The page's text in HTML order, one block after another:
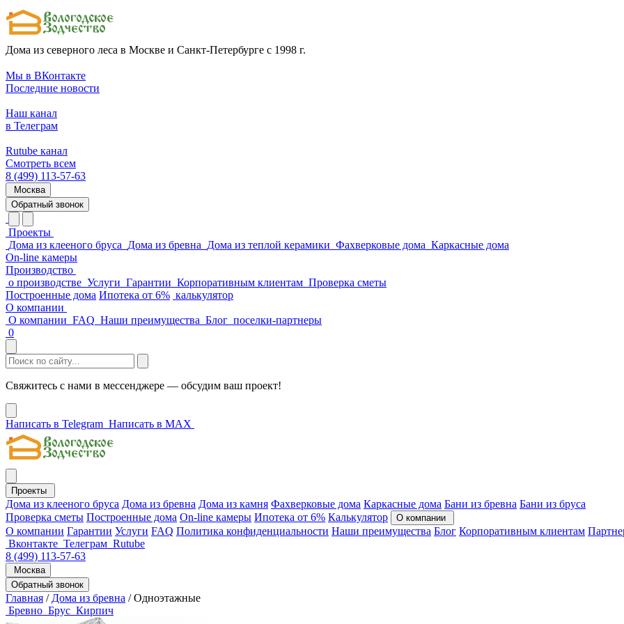
Дома из северного леса в Москве и Санкт-Петербурге с 1998 г.
Мы в ВКонтакте
Последние новости
Наш канал
в Телеграм
Rutube канал
Смотреть всем
8 (499) 113-57-63
Москва
Обратный звонок
Проекты
Дома из клееного бруса Дома из бревна Дома из теплой керамики Фахверковые дома Каркасные дома
On-line камеры
Производство
о производстве Услуги Гарантии Корпоративным клиентам Проверка сметы
Построенные дома Ипотека от 6% калькулятор
О компании
О компании FAQ Наши преимущества Блог поселки-партнеры
0
Свяжитесь с нами в мессенджере — обсудим ваш проект!
Написать в Telegram Написать в MAX
Проекты
Дома из клееного бруса Дома из бревна Дома из камня Фахверковые дома Каркасные дома Бани из бревна Бани из бруса
Проверка сметы Построенные дома On-line камеры Ипотека от 6% Калькулятор О компании
О компании Гарантии Услуги FAQ Политика конфиденциальности Наши преимущества Блог Корпоративным клиентам
Вконтакте Телеграм Rutube
8 (499) 113-57-63
Москва
Обратный звонок
Главная / Дома из бревна / Одноэтажные
Бревно Брус Кирпич